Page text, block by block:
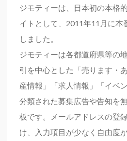
ジモティーは、日本初の本格
イトとして、2011年11月に本
しました。
ジモティーは各都道府県等の
引を中心とした「売ります・
産情報」「求人情報」「イベ
分類された募集広告や告知を
板です。メールアドレスの登
け、入力項目が少なく自由度